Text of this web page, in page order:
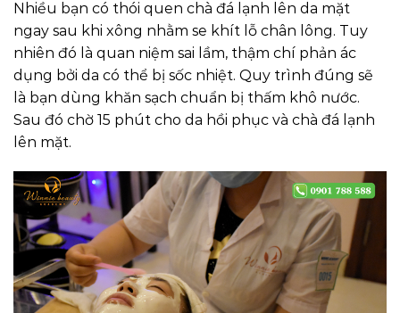
Nhiều bạn có thói quen chà đá lạnh lên da mặt
ngay sau khi xông nhằm se khít lỗ chân lông. Tuy
nhiên đó là quan niệm sai lầm, thậm chí phản ác
dụng bởi da có thể bị sốc nhiệt. Quy trình đúng sẽ
là bạn dùng khăn sạch chuẩn bị thấm khô nước.
Sau đó chờ 15 phút cho da hồi phục và chà đá lạnh
lên mặt.